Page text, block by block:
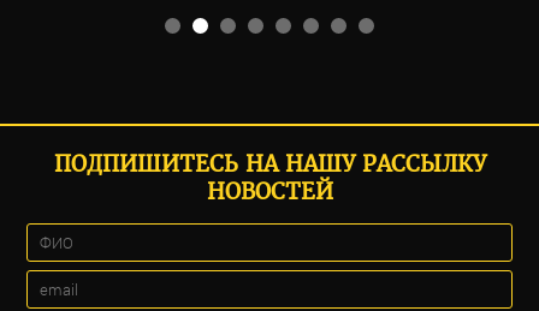
ПОДПИШИТЕСЬ НА НАШУ РАССЫЛКУ
НОВОСТЕЙ